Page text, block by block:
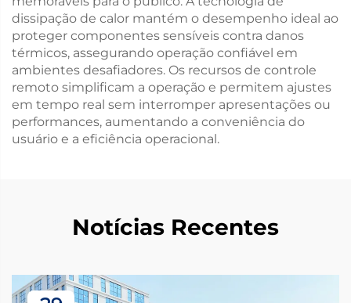
dissipação de calor mantém o desempenho ideal ao
proteger componentes sensíveis contra danos
térmicos, assegurando operação confiável em
ambientes desafiadores. Os recursos de controle
remoto simplificam a operação e permitem ajustes
em tempo real sem interromper apresentações ou
performances, aumentando a conveniência do
usuário e a eficiência operacional.
Notícias Recentes